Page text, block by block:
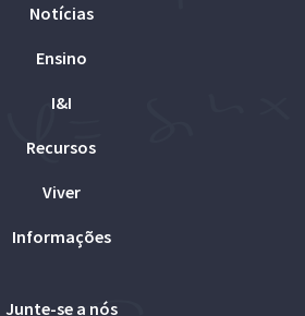
Notícias
Ensino
I&I
Recursos
Viver
Informações
Junte-se a nós